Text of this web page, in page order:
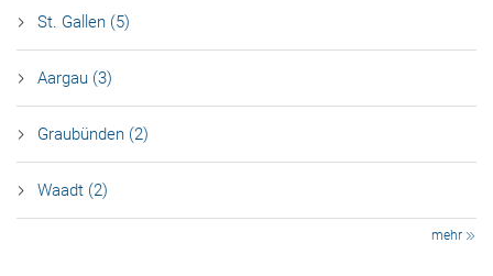
St. Gallen (5)
Aargau (3)
Graubünden (2)
Waadt (2)
mehr